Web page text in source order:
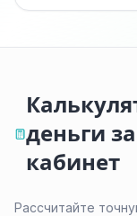
деньги
кабинет
Рассчитайте